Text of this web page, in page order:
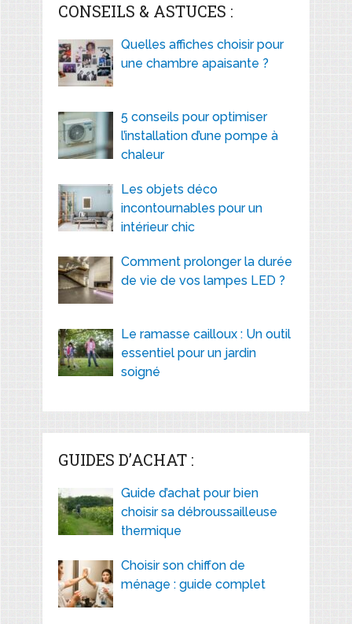
CONSEILS & ASTUCES :
Quelles affiches choisir pour
une chambre apaisante ?
5 conseils pour optimiser
l’installation d’une pompe à
chaleur
Les objets déco
incontournables pour un
intérieur chic
Comment prolonger la durée
de vie de vos lampes LED ?
Le ramasse cailloux : Un outil
essentiel pour un jardin
soigné
GUIDES D’ACHAT :
Guide d’achat pour bien
choisir sa débroussailleuse
thermique
Choisir son chiffon de
ménage : guide complet